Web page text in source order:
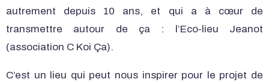
autrement depuis 10 ans, et qui a à cœur de
transmettre autour de ça : l’Eco-lieu Jeanot
(association C Koi Ça).
C’est un lieu qui peut nous inspirer pour le projet de